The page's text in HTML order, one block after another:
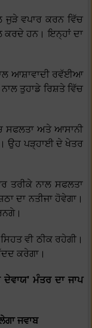
ਜੁੜੇ ਵਪਾਰ ਕਰਨ ਵਿੱਚ
ਕਰਦੇ ਹਨ। ਇਨ੍ਹਾਂ ਦਾ
ਆਸ਼ਾਵਾਦੀ ਰਵੱਈਆ
ਤੁਹਾਡੇ ਰਿਸ਼ਤੇ ਵਿੱਚ
ਸਫਲਤਾ ਅਤੇ ਆਸਾਨੀ
ਉਹ ਪੜ੍ਹਾਈ ਦੇ ਖੇਤਰ
ਤਰੀਕੇ ਨਾਲ ਸਫਲਤਾ
ਦਾ ਨਤੀਜਾ ਹੋਵੇਗਾ।
ਵੀ ਠੀਕ ਰਹੇਗੀ।
ਕਰੇਗਾ।
ਮੰਤਰ ਦਾ ਜਾਪ
ਜਵਾਬ